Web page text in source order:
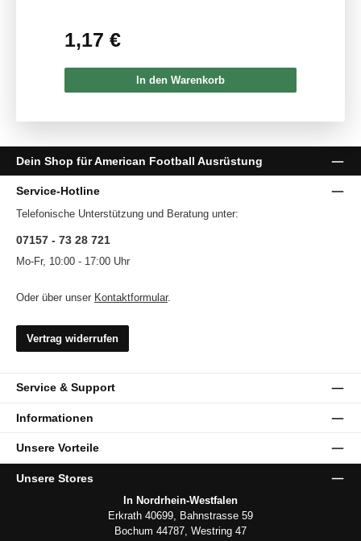
Regulärer Preis:
1,17 €
In den Warenkorb
Dein Shop für American Football Ausrüstung
Service-Hotline
Telefonische Unterstützung und Beratung unter:
07157 - 73 28 721
Mo-Fr, 10:00 - 17:00 Uhr
Oder über unser Kontaktformular.
Vertrag widerrufen
Service & Support
Informationen
Unsere Vorteile
Unsere Stores
In Nordrhein-Westfalen
Erkrath 40699, Bahnstrasse 59
Bochum 44787, Westring 47